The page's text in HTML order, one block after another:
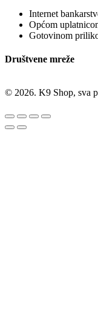
Internet
Općom
Gotovinom
Društvene mreže
© 2026. K9 Shop, sva